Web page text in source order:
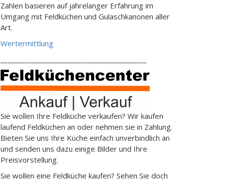
Zahlen basieren auf jahrelanger Erfahrung im
Umgang mit Feldküchen und Gulaschkanonen aller
Art.
Wertermittlung
Sie wollen Ihre Feldküche verkaufen? Wir kaufen
laufend Feldküchen an oder nehmen sie in Zahlung.
Bieten Sie uns Ihre Küche einfach unverbindlich an
und senden uns dazu einige Bilder und Ihre
Preisvorstellung.
Sie wollen eine Feldküche kaufen? Sehen Sie doch